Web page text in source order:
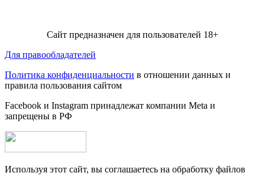
Сайт предназначен для пользователей 18+
Для правообладателей
Политика конфиденциальности в отношении данных и
правила пользования сайтом
Facebook и Instagram принадлежат компании Metа и
запрещены в РФ
Используя этот сайт, вы соглашаетесь на обработку файлов